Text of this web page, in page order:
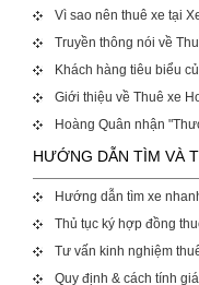
Vì sao nên thuê xe tại
Truyền thông nói về
Khách hàng tiêu biểu
Giới thiệu về Thuê xe
Hoàng Quân nhận
HƯỚNG DẪN TÌM VÀ
Hướng dẫn tìm xe
Thủ tục ký hợp đồng
Tư vấn kinh nghiệm
Quy định & cách tính